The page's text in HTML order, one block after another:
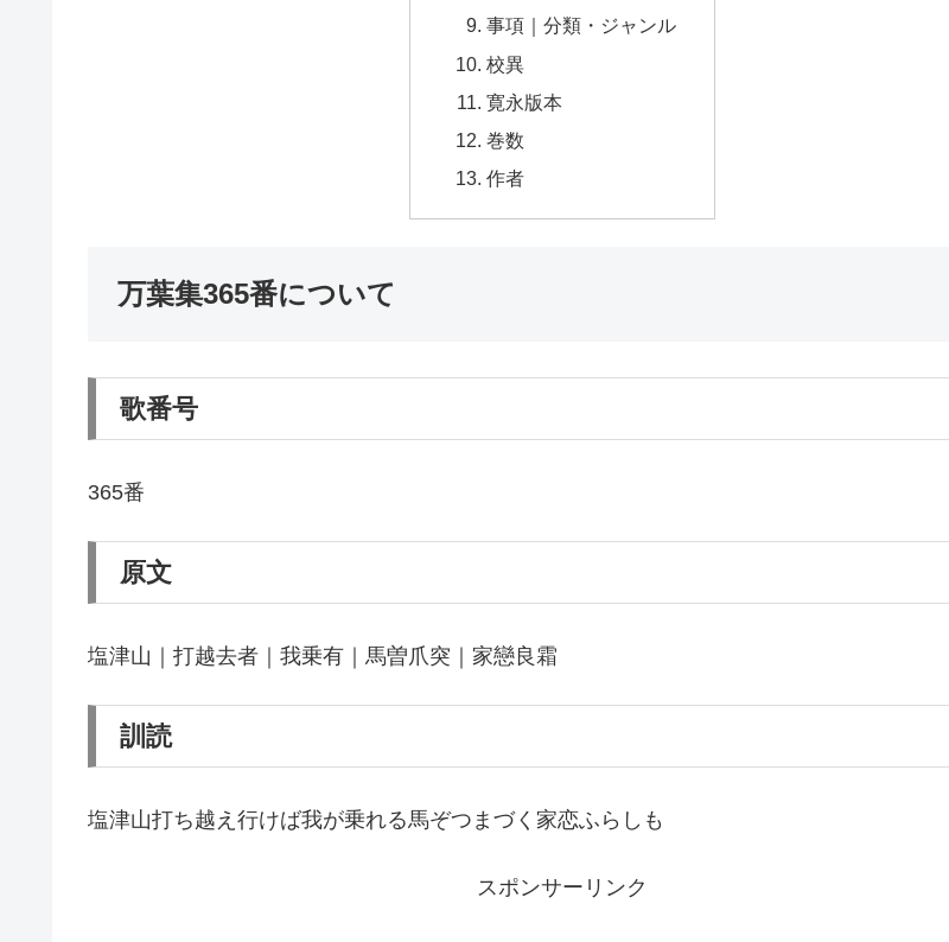
事項｜分類・ジャンル
校異
寛永版本
巻数
作者
万葉集365番について
歌番号
365番
原文
塩津山｜打越去者｜我乗有｜馬曽爪突｜家戀良霜
訓読
塩津山打ち越え行けば我が乗れる馬ぞつまづく家恋ふらしも
スポンサーリンク